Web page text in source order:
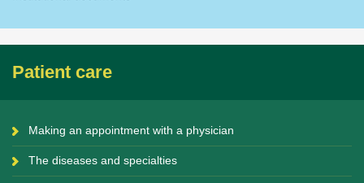
Patient care
Making an appointment with a physician
The diseases and specialties